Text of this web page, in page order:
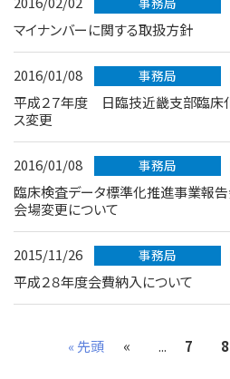
マイナンバーに関する取扱方針
2016/01/08 事務局
平成２７年度 日臨技近畿支部臨床化学研修会 応募用アドレ
ス変更
2016/01/08 事務局
臨床検査データ標準化推進事業報告会および第32回技師長会の
会場変更について
2015/11/26 事務局
平成２８年度会費納入について
« 先頭 « ... 7 8